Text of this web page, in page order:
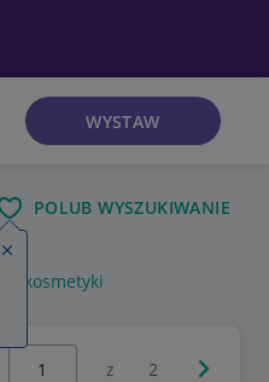
WYSTAW
POLUB WYSZUKIWANIE
kosmetyki
stronę:
z 2
Zamknij wskazówkę